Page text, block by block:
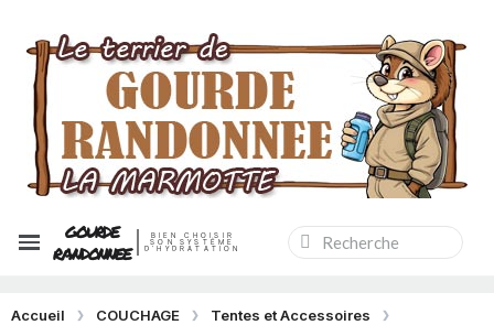
GOURDE
RANDONNEE
BIEN CHOISIR
SON SYSTÈME
D'HYDRATATION
Accueil COUCHAGE
Tentes et Accessoires